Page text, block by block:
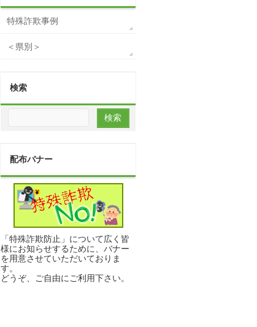
特殊詐欺事例
＜県別＞
検索
配布バナー
「特殊詐欺防止」について広く皆
様にお知らせするために、バナー
を用意させていただいておりま
す。
どうぞ、ご自由にご利用下さい。